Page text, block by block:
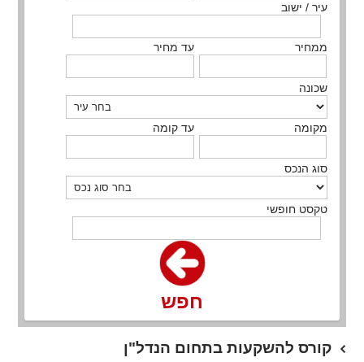
עיר / ישוב
ממחיר עד מחיר
שכונה
מקומה עד קומה
סוג הנכס
טקסט חופשי
חפש
קורס להשקעות בתחום הנדל"ן